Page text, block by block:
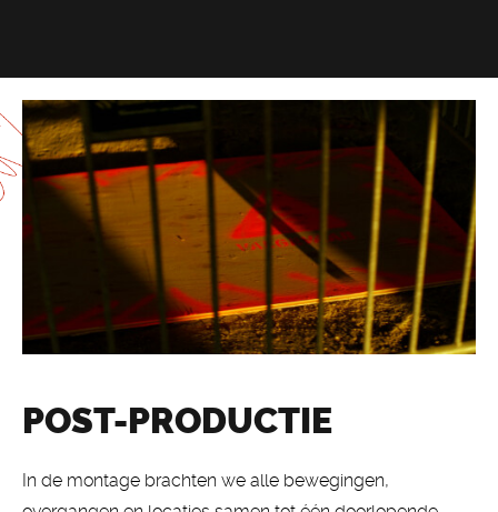
POST-PRODUCTIE
In de montage brachten we alle bewegingen,